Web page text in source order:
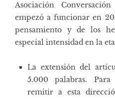
Asociación
empezó a funcionar en
pensamiento y de los
especial intensidad en la
La extensión del
5.000 palabras.
remitir a esta